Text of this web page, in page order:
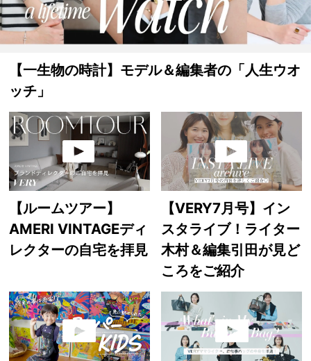
【一生物の時計】モデル＆編集者の「人生ウオ
ッチ」
【ルームツアー】
AMERI VINTAGEディ
レクターの自宅を拝見
【VERY7月号】イン
スタライブ！ライター
木村＆編集引田が見ど
ころをご紹介